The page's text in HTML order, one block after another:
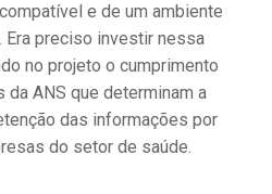
e de um ambiente
Era preciso investir nessa
no projeto o cumprimento
da ANS que determinam a
das informações por
do setor de saúde.